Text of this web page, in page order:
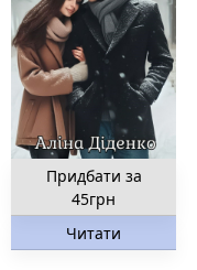
Придбати за
45грн
Читати